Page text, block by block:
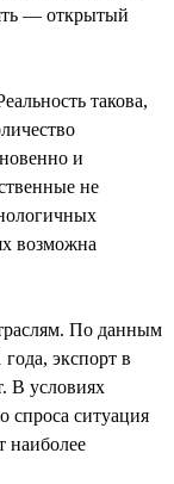
— открытый
такова,
и
не
возможна
По данным
экспорт в
В условиях
спроса ситуация
наиболее